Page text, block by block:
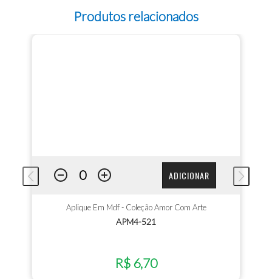
Produtos relacionados
ADICIONAR
Aplique Em Mdf - Coleção Amor Com Arte
APM4-521
R$ 6,70